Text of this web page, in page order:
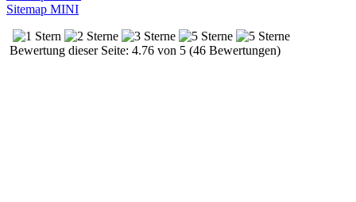
Sitemap MINI
Bewertung dieser Seite: 4.76 von 5 (46 Bewertungen)